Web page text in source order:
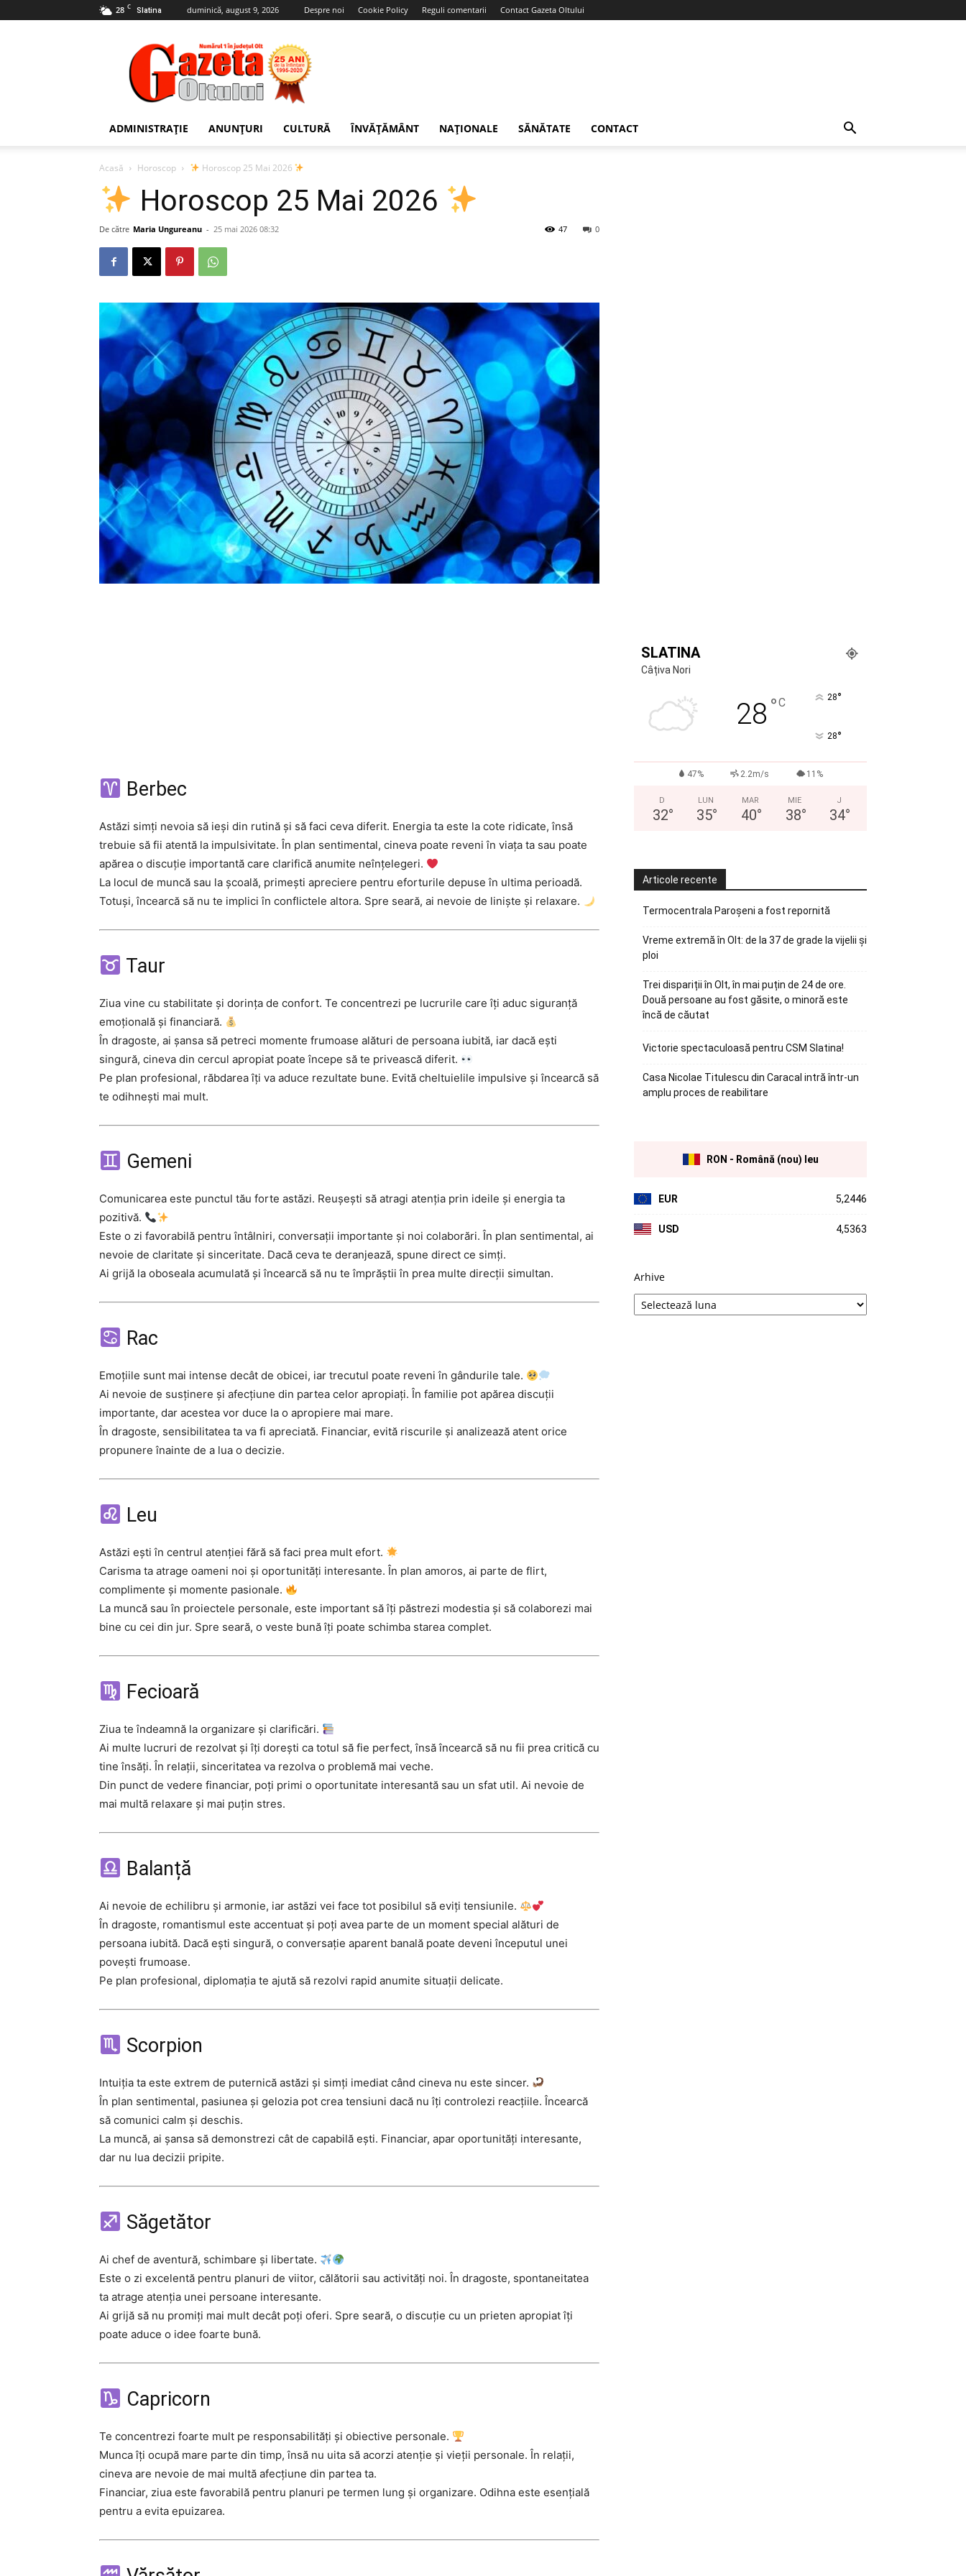
28 C Slatina duminică, august 9, 2026 Despre noi Cookie Policy Reguli comentarii Contact Gazeta Oltului
Gazeta
Oltului
ADMINISTRAȚIE ANUNȚURI CULTURĂ ÎNVĂȚĂMÂNT NAȚIONALE SĂNĂTATE CONTACT
Acasă Horoscop Horoscop 25 Mai 2026
Horoscop 25 Mai 2026
De către Maria Ungureanu - 25 mai 2026 08:32 0
47
Berbec
Astăzi simți nevoia să ieși din rutină și să faci ceva diferit. Energia ta este la cote ridicate, însă
trebuie să fii atentă la impulsivitate. În plan sentimental, cineva poate reveni în viața ta sau poate
apărea o discuție importantă care clarifică anumite neînțelegeri.
La locul de muncă sau la școală, primești apreciere pentru eforturile depuse în ultima perioadă.
Totuși, încearcă să nu te implici în conflictele altora. Spre seară, ai nevoie de liniște și relaxare.
Taur
Ziua vine cu stabilitate și dorința de confort. Te concentrezi pe lucrurile care îți aduc siguranță
emoțională și financiară.
În dragoste, ai șansa să petreci momente frumoase alături de persoana iubită, iar dacă ești
singură, cineva din cercul apropiat poate începe să te privească diferit.
Pe plan profesional, răbdarea îți va aduce rezultate bune. Evită cheltuielile impulsive și încearcă să
te odihnești mai mult.
Gemeni
Comunicarea este punctul tău forte astăzi. Reușești să atragi atenția prin ideile și energia ta
pozitivă.
Este o zi favorabilă pentru întâlniri, conversații importante și noi colaborări. În plan sentimental, ai
nevoie de claritate și sinceritate. Dacă ceva te deranjează, spune direct ce simți.
Ai grijă la oboseala acumulată și încearcă să nu te împrăștii în prea multe direcții simultan.
Rac
Emoțiile sunt mai intense decât de obicei, iar trecutul poate reveni în gândurile tale.
Ai nevoie de susținere și afecțiune din partea celor apropiați. În familie pot apărea discuții
importante, dar acestea vor duce la o apropiere mai mare.
În dragoste, sensibilitatea ta va fi apreciată. Financiar, evită riscurile și analizează atent orice
propunere înainte de a lua o decizie.
Leu
Astăzi ești în centrul atenției fără să faci prea mult efort.
Carisma ta atrage oameni noi și oportunități interesante. În plan amoros, ai parte de flirt,
complimente și momente pasionale.
La muncă sau în proiectele personale, este important să îți păstrezi modestia și să colaborezi mai
bine cu cei din jur. Spre seară, o veste bună îți poate schimba starea complet.
Fecioară
Ziua te îndeamnă la organizare și clarificări.
Ai multe lucruri de rezolvat și îți dorești ca totul să fie perfect, însă încearcă să nu fii prea critică cu
tine însăți. În relații, sinceritatea va rezolva o problemă mai veche.
Din punct de vedere financiar, poți primi o oportunitate interesantă sau un sfat util. Ai nevoie de
mai multă relaxare și mai puțin stres.
Balanță
Ai nevoie de echilibru și armonie, iar astăzi vei face tot posibilul să eviți tensiunile.
În dragoste, romantismul este accentuat și poți avea parte de un moment special alături de
persoana iubită. Dacă ești singură, o conversație aparent banală poate deveni începutul unei
povești frumoase.
Pe plan profesional, diplomația te ajută să rezolvi rapid anumite situații delicate.
Scorpion
Intuiția ta este extrem de puternică astăzi și simți imediat când cineva nu este sincer.
În plan sentimental, pasiunea și gelozia pot crea tensiuni dacă nu îți controlezi reacțiile. Încearcă
să comunici calm și deschis.
La muncă, ai șansa să demonstrezi cât de capabilă ești. Financiar, apar oportunități interesante,
dar nu lua decizii pripite.
Săgetător
Ai chef de aventură, schimbare și libertate.
Este o zi excelentă pentru planuri de viitor, călătorii sau activități noi. În dragoste, spontaneitatea
ta atrage atenția unei persoane interesante.
Ai grijă să nu promiți mai mult decât poți oferi. Spre seară, o discuție cu un prieten apropiat îți
poate aduce o idee foarte bună.
Capricorn
Te concentrezi foarte mult pe responsabilități și obiective personale.
Munca îți ocupă mare parte din timp, însă nu uita să acorzi atenție și vieții personale. În relații,
cineva are nevoie de mai multă afecțiune din partea ta.
Financiar, ziua este favorabilă pentru planuri pe termen lung și organizare. Odihna este esențială
pentru a evita epuizarea.
SLATINA
Câțiva Nori
28 °C 28°
28°
47% 2.2m/s 11%
D
32°
LUN
35°
MAR
40°
MIE
38°
J
34°
Articole recente
Termocentrala Paroșeni a fost repornită
Vreme extremă în Olt: de la 37 de grade la vijelii și
ploi
Trei dispariții în Olt, în mai puțin de 24 de ore.
Două persoane au fost găsite, o minoră este
încă de căutat
Victorie spectaculoasă pentru CSM Slatina!
Casa Nicolae Titulescu din Caracal intră într-un
amplu proces de reabilitare
RON - Română (nou) leu
EUR 5,2446
USD 4,5363
Arhive